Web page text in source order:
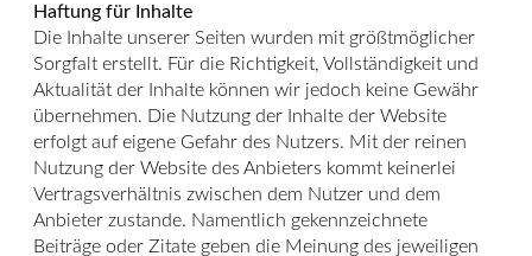
Haftung für Inhalte
Die Inhalte unserer Seiten wurden mit größtmöglicher
Sorgfalt erstellt. Für die Richtigkeit, Vollständigkeit und
Aktualität der Inhalte können wir jedoch keine Gewähr
übernehmen. Die Nutzung der Inhalte der Website
erfolgt auf eigene Gefahr des Nutzers. Mit der reinen
Nutzung der Website des Anbieters kommt keinerlei
Vertragsverhältnis zwischen dem Nutzer und dem
Anbieter zustande. Namentlich gekennzeichnete
Beiträge oder Zitate geben die Meinung des jeweiligen